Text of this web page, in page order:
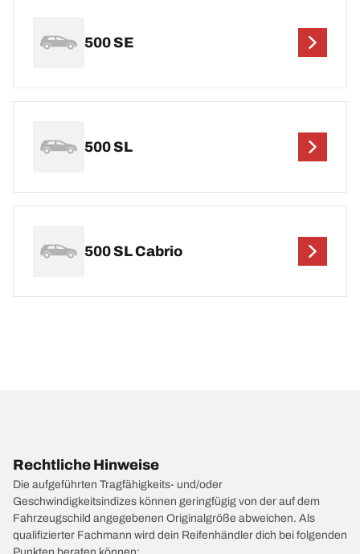
500 SE
500 SL
500 SL Cabrio
Rechtliche Hinweise
Die aufgeführten Tragfähigkeits- und/oder
Geschwindigkeitsindizes können geringfügig von der auf dem
Fahrzeugschild angegebenen Originalgröße abweichen. Als
qualifizierter Fachmann wird dein Reifenhändler dich bei folgenden